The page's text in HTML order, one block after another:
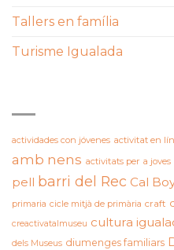
Tallers en família
Turisme Igualada
actividades con jóvenes activitat en
amb nens activitats per a joves
pell barri del Rec Cal
primaria cicle mitjà de primària craft
creactivatalmuseu cultura
dels Museus diumenges familiars